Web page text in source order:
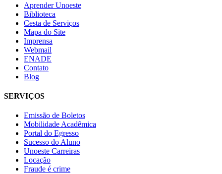
Aprender Unoeste
Biblioteca
Cesta de Serviços
Mapa do Site
Imprensa
Webmail
ENADE
Contato
Blog
SERVIÇOS
Emissão de Boletos
Mobilidade Acadêmica
Portal do Egresso
Sucesso do Aluno
Unoeste Carreiras
Locação
Fraude é crime